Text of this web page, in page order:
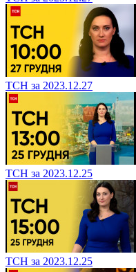
ТСН за 2023.12.27
ТСН за 2023.12.25
ТСН за 2023.12.25